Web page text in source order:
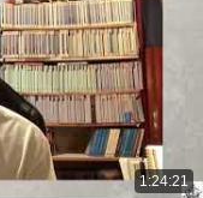
1:24:21